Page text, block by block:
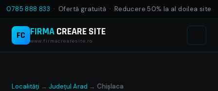
0785 888 833 · Ofertă gratuită · Reducere 50% la al doilea site
FC FIRMACREARE SITE
www.firmacrearesite.ro
Localități → Județul Arad → Chişlaca